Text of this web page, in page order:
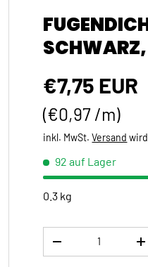
Normaler
€7,75 EUR
Grundpreis
€0,97 /m
inkl. MwSt.Versand
92 auf Lager
0.3 kg
MENGE VERRINGERN